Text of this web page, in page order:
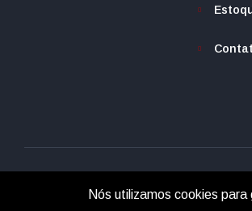
© 2025 Renan Veículos.
Nós utilizamos cookies